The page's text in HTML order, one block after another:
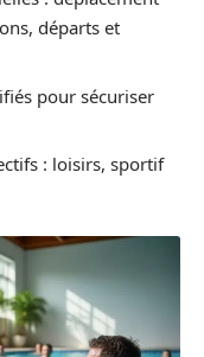
départs et
pour sécuriser
: loisirs, sportif